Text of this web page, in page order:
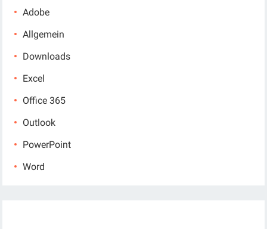
Adobe
Allgemein
Downloads
Excel
Office 365
Outlook
PowerPoint
Word